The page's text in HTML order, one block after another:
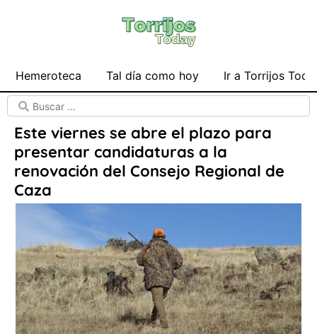
Hemeroteca Tal día como hoy Ir a Torrijos
Este viernes se abre el plazo para
presentar candidaturas a la
renovación del Consejo Regional de
Caza